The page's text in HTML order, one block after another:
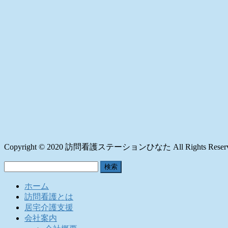
Copyright © 2020 訪問看護ステーションひなた All Rights
ホーム
訪問看護とは
居宅介護支援
会社案内